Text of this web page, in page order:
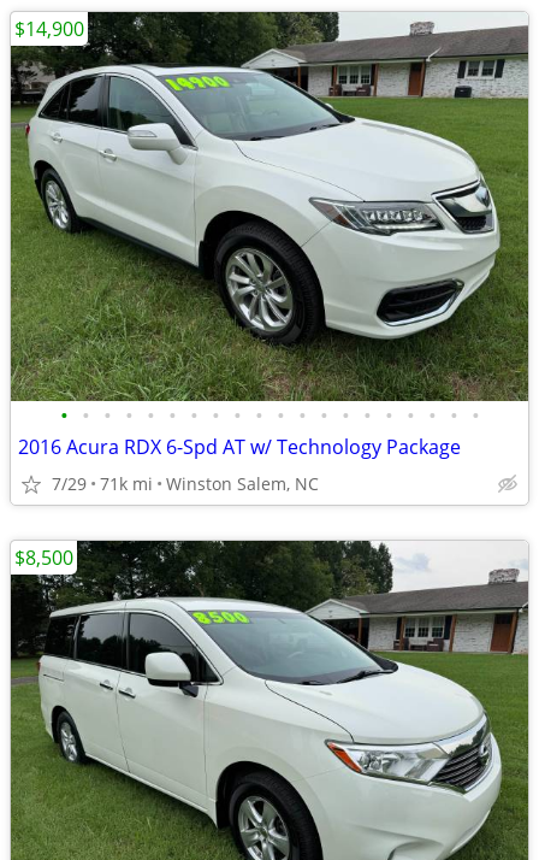
• • • • • • • • • • • • • • • • • • • •
2016 Acura RDX 6-Spd AT w/ Technology Package
7/29 71k mi Winston Salem, NC
$14,900
$8,500